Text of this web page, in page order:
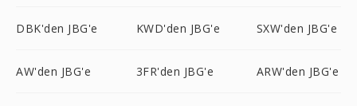
DBK'den JBG'e KWD'den JBG'e SXW'den JBG'e
AW'den JBG'e 3FR'den JBG'e ARW'den JBG'e